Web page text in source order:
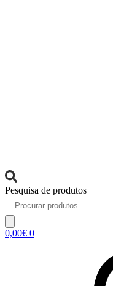
Pesquisa de produtos
0,00€ 0